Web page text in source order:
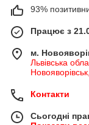
93%
Працює з
м.
Львівська
Контакти
Сьогодні